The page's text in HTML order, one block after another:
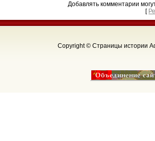
Добавлять комментарии
[
Copyright © Страницы истории